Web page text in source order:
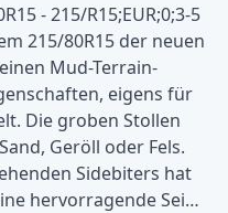
- 215/R15;EUR;0;3-5
215/80R15 der neuen
Mud-Terrain-
eigens für
Die groben Stollen
Geröll oder Fels.
Sidebiters hat
hervorragende Sei…